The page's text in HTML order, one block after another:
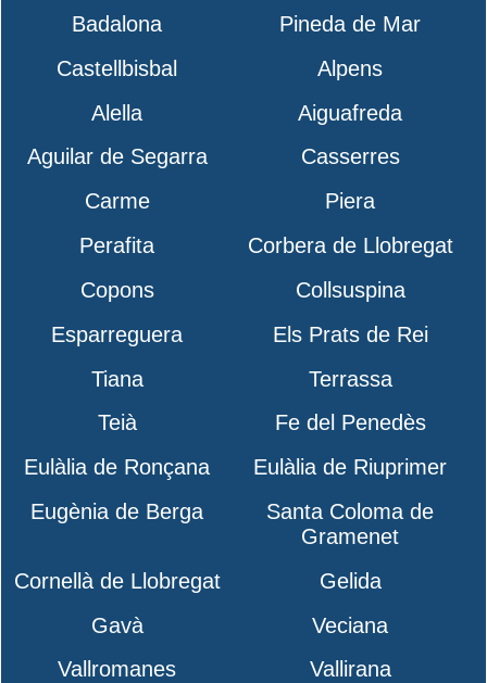
Badalona
Pineda de Mar
Castellbisbal
Alpens
Alella
Aiguafreda
Aguilar de Segarra
Casserres
Carme
Piera
Perafita
Corbera de Llobregat
Copons
Collsuspina
Esparreguera
Els Prats de Rei
Tiana
Terrassa
Teià
Fe del Penedès
Eulàlia de Ronçana
Eulàlia de Riuprimer
Eugènia de Berga
Santa Coloma de
Gramenet
Cornellà de Llobregat
Gelida
Gavà
Veciana
Vallromanes
Vallirana